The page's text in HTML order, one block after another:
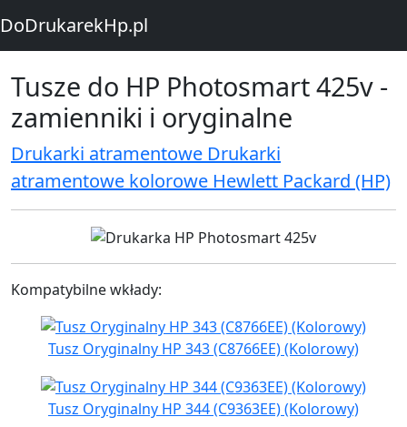
DoDrukarekHp.pl
Tusze do HP Photosmart 425v -
zamienniki i oryginalne
Drukarki atramentowe Drukarki
atramentowe kolorowe Hewlett Packard (HP)
Kompatybilne wkłady:
Tusz Oryginalny HP 343 (C8766EE) (Kolorowy)
Tusz Oryginalny HP 344 (C9363EE) (Kolorowy)